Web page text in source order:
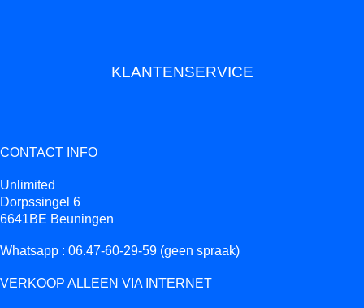
KLANTENSERVICE
CONTACT INFO
Unlimited
Dorpssingel 6
6641BE Beuningen
Whatsapp : 06.47-60-29-59 (geen spraak)
VERKOOP ALLEEN VIA INTERNET